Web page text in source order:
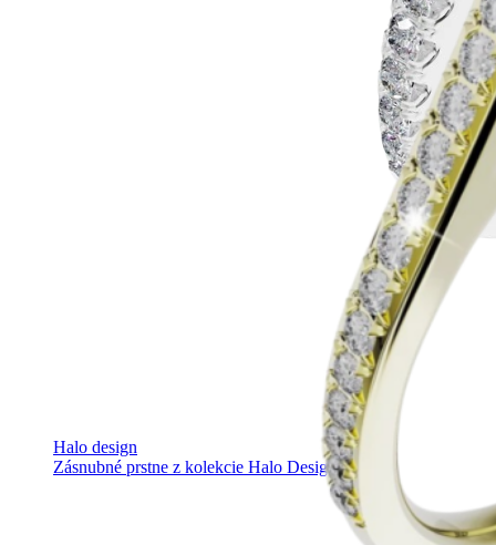
Halo design
Zásnubné prstne z kolekcie Halo Design.